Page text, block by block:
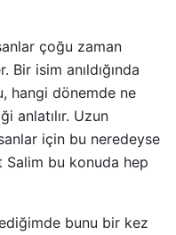
çoğu zaman
isim anıldığında
hangi dönemde ne
anlatılır. Uzun
için bu neredeyse
Salim bu konuda hep
bunu bir kez